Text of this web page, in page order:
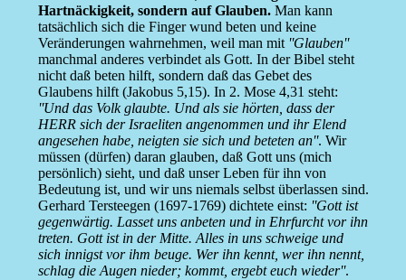
Hartnäckigkeit, sondern auf Glauben.Man kann
tatsächlich sich die Finger wund beten und keine
Veränderungen wahrnehmen, weil man mit ''Glauben''
manchmal anderes verbindet als Gott. In der Bibel steht
nicht daß beten hilft, sondern daß das Gebet des
Glaubens hilft (Jakobus 5,15). In 2. Mose 4,31 steht:
''Und das Volk glaubte. Und als sie hörten, dass der
HERR sich der Israeliten angenommen und ihr Elend
angesehen habe, neigten sie sich und beteten an''. Wir
müssen (dürfen) daran glauben, daß Gott uns (mich
persönlich) sieht, und daß unser Leben für ihn von
Bedeutung ist, und wir uns niemals selbst überlassen sind.
Gerhard Tersteegen (1697-1769) dichtete einst: ''Gott ist
gegenwärtig. Lasset uns anbeten und in Ehrfurcht vor ihn
treten. Gott ist in der Mitte. Alles in uns schweige und
sich innigst vor ihm beuge. Wer ihn kennt, wer ihn nennt,
schlag die Augen nieder; kommt, ergebt euch wieder''.